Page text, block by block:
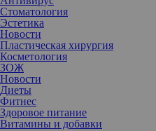
Стоматология
Эстетика
Новости
Пластическая хирургия
Косметология
ЗОЖ
Новости
Диеты
Фитнес
Здоровое питание
Витамины и добавки